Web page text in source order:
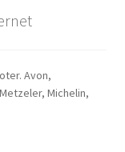
Avon,
Michelin,